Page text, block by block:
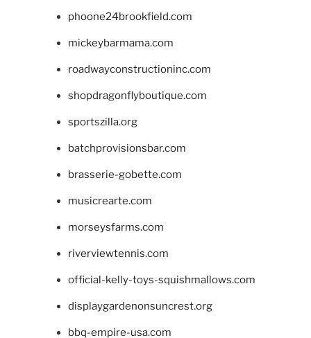
phoone24brookfield.com
mickeybarmama.com
roadwayconstructioninc.com
shopdragonflyboutique.com
sportszilla.org
batchprovisionsbar.com
brasserie-gobette.com
musicrearte.com
morseysfarms.com
riverviewtennis.com
official-kelly-toys-squishmallows.com
displaygardenonsuncrest.org
bbq-empire-usa.com